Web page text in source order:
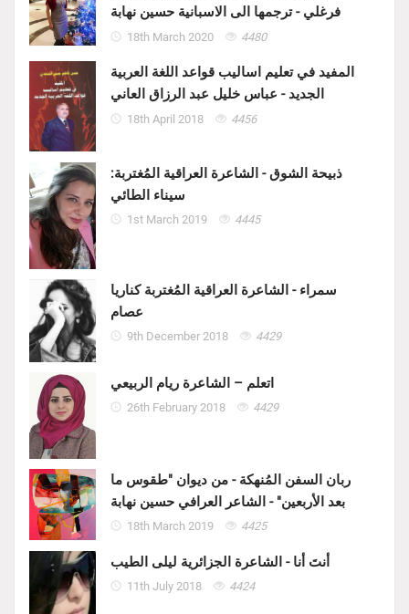
فرغلي - ترجمها الى الاسبانية حسين نهابة
18th March 2020 4480
المفيد في تعليم اساليب قواعد اللغة العربية
الجديد - عباس خليل عبد الرزاق العاني
18th April 2018 4456
ذبيحة الشوق - الشاعرة العراقية المُغتربة:
سيناء الطائي
1st March 2019 4445
سمراء - الشاعرة العراقية المُغتربة كناريا
عصام
9th December 2018 4429
اتعلم – الشاعرة ريام الربيعي
26th February 2018 4429
ربان السفن المُنهكة - من ديوان "طقوس ما
بعد الأربعين" - الشاعر العرافي حسين نهابة
18th March 2019 4425
أنتَ أنا - الشاعرة الجزائرية ليلى الطيب
11th July 2018 4424